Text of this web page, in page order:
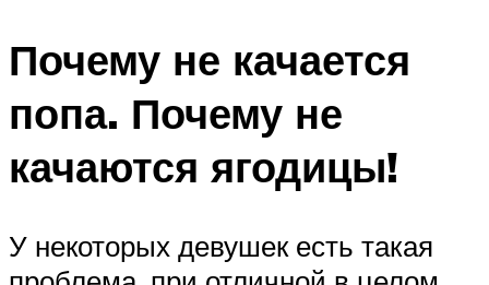
Почему не качается
попа. Почему не
качаются ягодицы!
У некоторых девушек есть такая